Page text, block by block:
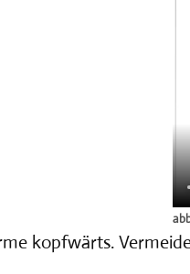
kopfwärts.